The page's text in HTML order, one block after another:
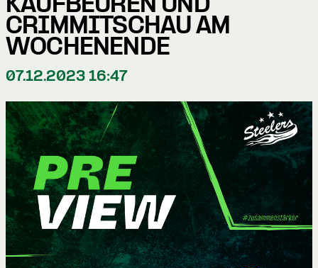
KAUFBEUREN UND
CRIMMITSCHAU AM
WOCHENENDE
07.12.2023 16:47